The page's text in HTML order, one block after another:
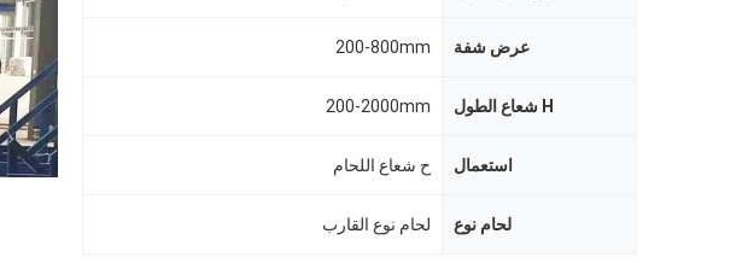
عرض شفة 200-800mm
H شعاع الطول 200-2000mm
استعمال ح شعاع اللحام
لحام نوع لحام نوع القارب